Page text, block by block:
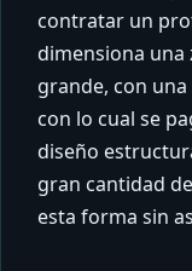
contratar un
dimensiona una
grande, con
con lo cual se
diseño
gran cantidad
esta forma sin